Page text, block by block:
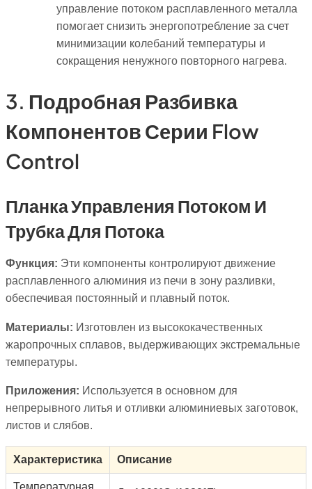
управление потоком расплавленного металла
помогает снизить энергопотребление за счет
минимизации колебаний температуры и
сокращения ненужного повторного нагрева.
3. Подробная Разбивка
Компонентов Серии Flow
Control
Планка Управления Потоком И
Трубка Для Потока
Функция: Эти компоненты контролируют движение
расплавленного алюминия из печи в зону разливки,
обеспечивая постоянный и плавный поток.
Материалы: Изготовлен из высококачественных
жаропрочных сплавов, выдерживающих экстремальные
температуры.
Приложения: Используется в основном для
непрерывного литья и отливки алюминиевых заготовок,
листов и слябов.
Характеристика Описание
Температурная